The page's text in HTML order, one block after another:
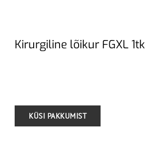
Kirurgiline lõikur FGXL 1tk